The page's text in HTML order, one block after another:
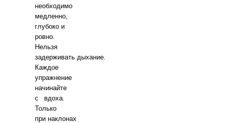
необходимо
медленно,
глубоко и
ровно.
Нельзя
задерживать дыхание.
Каждое
упражнение
начинайте
с вдоха.
Только
при наклонах